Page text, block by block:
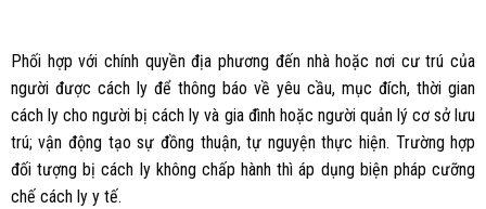
Phối hợp với chính quyền địa phương đến nhà hoặc nơi cư trú của
người được cách ly để thông báo về yêu cầu, mục đích, thời gian
cách ly cho người bị cách ly và gia đình hoặc người quản lý cơ sở lưu
trú; vận động tạo sự đồng thuận, tự nguyện thực hiện. Trường hợp
đối tượng bị cách ly không chấp hành thì áp dụng biện pháp cưỡng
chế cách ly y tế.